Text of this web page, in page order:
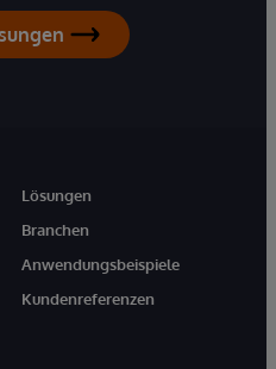
Lösungen
Branchen
Anwendungsbeispiele
Kundenreferenzen